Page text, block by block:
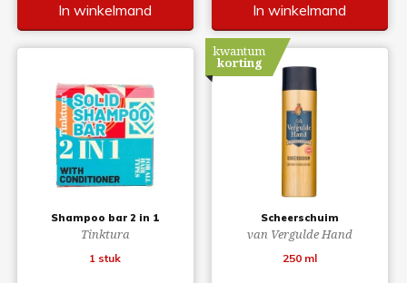
In winkelmand In winkelmand
Shampoo bar 2 in 1
Tinktura
1 stuk
Scheerschuim
van Vergulde Hand
250 ml
kwantum
korting